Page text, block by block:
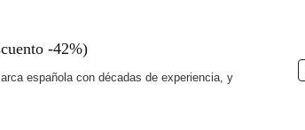
-42%)
española con décadas de experiencia, y